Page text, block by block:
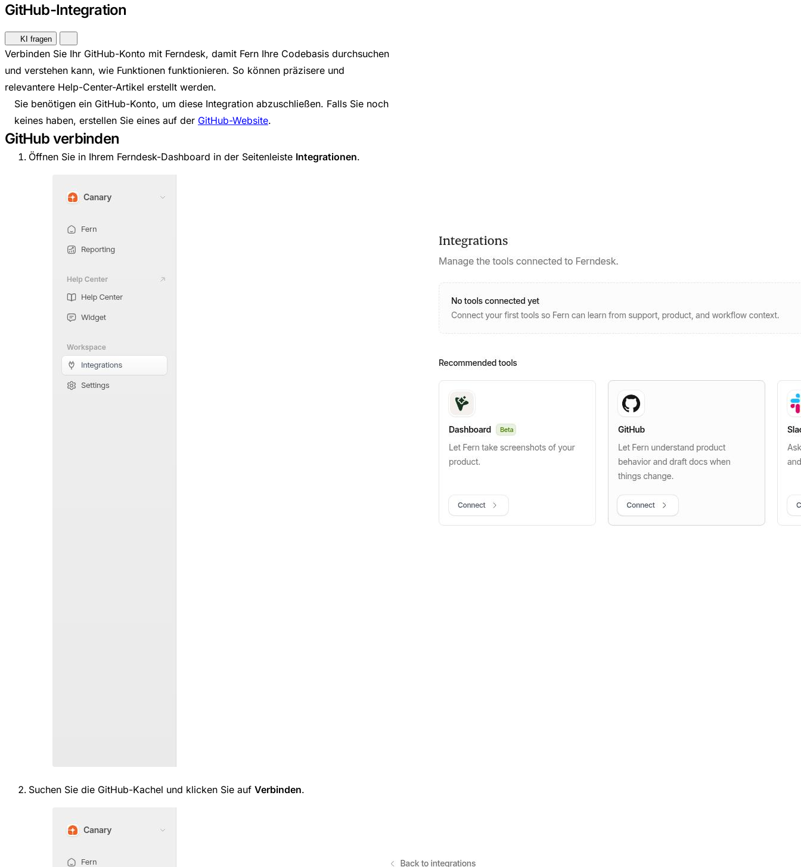
GitHub-Integration
KI fragen
Verbinden Sie Ihr GitHub-Konto mit Ferndesk, damit Fern Ihre Codebasis durchsuchen
und verstehen kann, wie Funktionen funktionieren. So können präzisere und
relevantere Help-Center-Artikel erstellt werden.
Sie benötigen ein GitHub-Konto, um diese Integration abzuschließen. Falls Sie noch
keines haben, erstellen Sie eines auf der GitHub-Website.
GitHub verbinden
Öffnen Sie in Ihrem Ferndesk-Dashboard in der Seitenleiste Integrationen.
Suchen Sie die GitHub-Kachel und klicken Sie auf Verbinden.